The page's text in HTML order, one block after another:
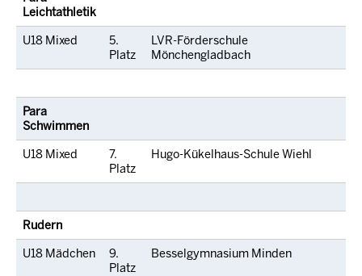
Leichtathletik
U18 Mixed
5.
Platz
LVR-Förderschule
Mönchengladbach
Para
Schwimmen
U18 Mixed
7.
Platz
Hugo-Kükelhaus-Schule Wiehl
Rudern
U18 Mädchen
9.
Platz
Besselgymnasium Minden